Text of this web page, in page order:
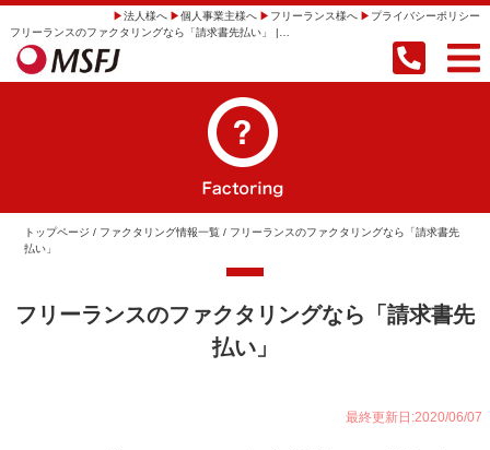
法人様へ 個人事業主様へ フリーランス様へ プライバシーポリシー
トップページ / ファクタリング情報一覧 / フリーランスのファクタリングなら「請求書先
払い」
フリーランスのファクタリングなら「請求書先
払い」
最終更新日:2020/06/07